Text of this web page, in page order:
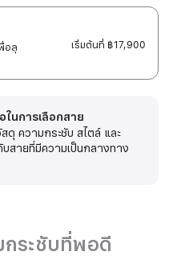
อลุ
เริ่มต้นที่ ฿17,900
นการเลือกสาย
ดุ ความกระชับ สไตล์ และ
สายที่มีความเป็นกลางทาง
ระชับที่พอดี